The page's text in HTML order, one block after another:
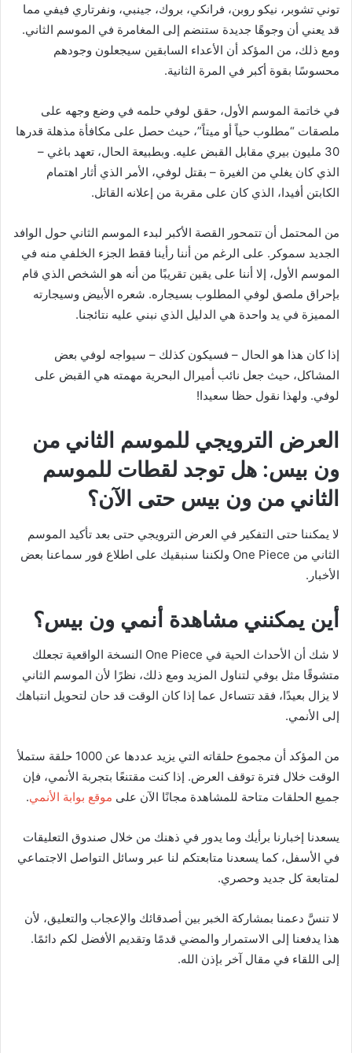
توني تشوبر، نيكو روبن، فرانكي، بروك، جينبي، ونفرتاري فيفي مما
قد يعني أن وجوهًا جديدة ستنضم إلى المغامرة في الموسم الثاني.
ومع ذلك، من المؤكد أن الأعداء السابقين سيجعلون وجودهم
محسوسًا بقوة أكبر في المرة الثانية.
في خاتمة الموسم الأول، حقق لوفي حلمه في وضع وجهه على
ملصقات “مطلوب حياً أو ميتاً”، حيث حصل على مكافأة مذهلة قدرها
30 مليون بيري مقابل القبض عليه. وبطبيعة الحال، تعهد باغي –
الذي كان يغلي من الغيرة – بقتل لوفي، الأمر الذي أثار اهتمام
الكابتن أفيدا، الذي كان على مقربة من إعلانه القاتل.
من المحتمل أن تتمحور القصة الأكبر لبدء الموسم الثاني حول الوافد
الجديد سموكر. على الرغم من أننا رأينا فقط الجزء الخلفي منه في
الموسم الأول، إلا أننا على يقين تقريبًا من أنه هو الشخص الذي قام
بإحراق ملصق لوفي المطلوب بسيجاره. شعره الأبيض وسيجارته
المميزة في يد واحدة هي الدليل الذي نبني عليه نتائجنا.
إذا كان هذا هو الحال – فسيكون كذلك – سيواجه لوفي بعض
المشاكل، حيث جعل نائب أميرال البحرية مهمته هي القبض على
لوفي. ولهذا نقول حظا سعيدا!
العرض الترويجي للموسم الثاني من
ون بيس: هل توجد لقطات للموسم
الثاني من ون بيس حتى الآن؟
لا يمكننا حتى التفكير في العرض الترويجي حتى بعد تأكيد الموسم
الثاني من One Piece ولكننا سنبقيك على اطلاع فور سماعنا بعض
الأخبار.
أين يمكنني مشاهدة أنمي ون بيس؟
لا شك أن الأحداث الحية في One Piece النسخة الواقعية تجعلك
متشوقًا مثل بوفي لتناول المزيد ومع ذلك، نظرًا لأن الموسم الثاني
لا يزال بعيدًا، فقد تتساءل عما إذا كان الوقت قد حان لتحويل انتباهك
إلى الأنمي.
من المؤكد أن مجموع حلقاته التي يزيد عددها عن 1000 حلقة ستملأ
الوقت خلال فترة توقف العرض. إذا كنت مقتنعًا بتجربة الأنمي، فإن
جميع الحلقات متاحة للمشاهدة مجانًا الآن على موقع بوابة الأنمي.
يسعدنا إخبارنا برأيك وما يدور في ذهنك من خلال صندوق التعليقات
في الأسفل، كما يسعدنا متابعتكم لنا عبر وسائل التواصل الاجتماعي
لمتابعة كل جديد وحصري.
لا تنسَّ دعمنا بمشاركة الخبر بين أصدقائك والإعجاب والتعليق، لأن
هذا يدفعنا إلى الاستمرار والمضي قدمًا وتقديم الأفضل لكم دائمًا.
إلى اللقاء في مقال آخر بإذن الله.